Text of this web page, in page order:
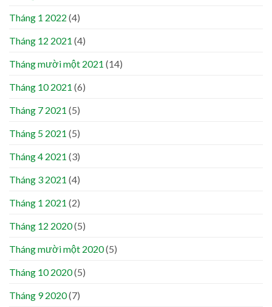
Tháng 1 2022 (4)
Tháng 12 2021 (4)
Tháng mười một 2021 (14)
Tháng 10 2021 (6)
Tháng 7 2021 (5)
Tháng 5 2021 (5)
Tháng 4 2021 (3)
Tháng 3 2021 (4)
Tháng 1 2021 (2)
Tháng 12 2020(5)
Tháng mười một 2020(5)
Tháng 10 2020(5)
Tháng 9 2020(7)